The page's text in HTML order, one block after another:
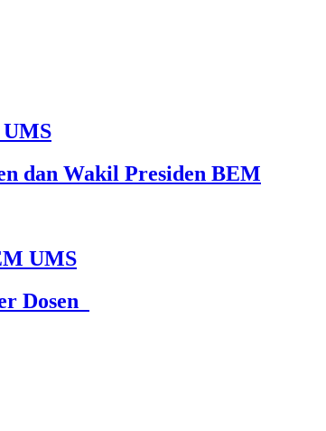
dan Wakil Presiden BEM
UMS
Dosen